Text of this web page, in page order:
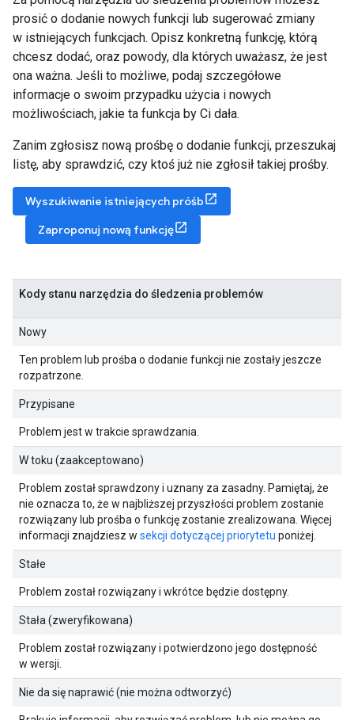
prosić o dodanie nowych funkcji lub sugerować zmiany
w istniejących funkcjach. Opisz konkretną funkcję, którą
chcesz dodać, oraz powody, dla których uważasz, że jest
ona ważna. Jeśli to możliwe, podaj szczegółowe
informacje o swoim przypadku użycia i nowych
możliwościach, jakie ta funkcja by Ci dała.
Zanim zgłosisz nową prośbę o dodanie funkcji, przeszukaj
listę, aby sprawdzić, czy ktoś już nie zgłosił takiej prośby.
Wyszukiwanie istniejących próśb
Zaproponuj nową funkcję
Kody stanu narzędzia do śledzenia problemów
Nowy
Ten problem lub prośba o dodanie funkcji nie zostały jeszcze
rozpatrzone.
Przypisane
Problem jest w trakcie sprawdzania.
W toku (zaakceptowano)
Problem został sprawdzony i uznany za zasadny. Pamiętaj, że
nie oznacza to, że w najbliższej przyszłości problem zostanie
rozwiązany lub prośba o funkcję zostanie zrealizowana. Więcej
informacji znajdziesz w sekcji dotyczącej priorytetu poniżej.
Stałe
Problem został rozwiązany i wkrótce będzie dostępny.
Stała (zweryfikowana)
Problem został rozwiązany i potwierdzono jego dostępność
w wersji.
Nie da się naprawić (nie można odtworzyć)